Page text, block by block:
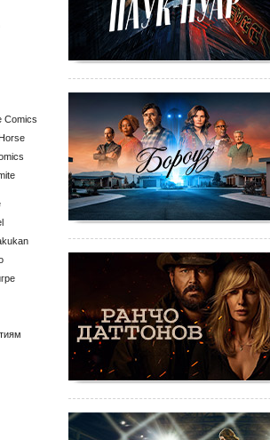
Comics